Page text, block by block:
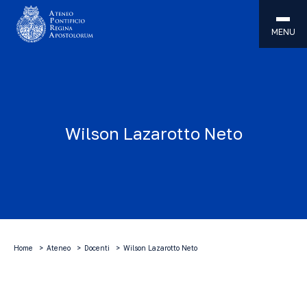
MENU
Wilson Lazarotto Neto
Home Ateneo Docenti Wilson Lazarotto Neto